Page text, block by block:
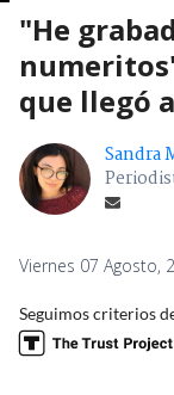
"He
que llegó
Sandra
Viernes 07 Agosto,
Seguimos criterios